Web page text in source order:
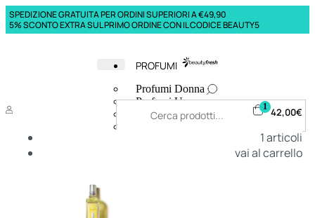
SPEDIZIONE GRATUITA PER ORDINI SUPERIORI A €49,90
5% SCONTO EXTRA SUL PRIMO ORDINE CON IL CODICE BEAUTY5
PROFUMI
Profumi Donna
Profumi Uomo
Deodoranti Donna
1 42,00€
1articoli
vai al carrello